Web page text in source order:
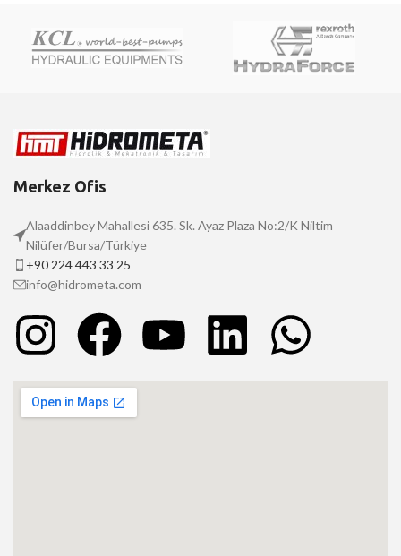
Merkez Ofis
Alaaddinbey Mahallesi 635. Sk. Ayaz Plaza No:2/K Niltim
Nilüfer/Bursa/Türkiye
+90 224 443 33 25
info@hidrometa.com